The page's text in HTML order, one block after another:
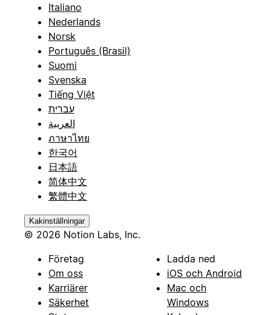
Italiano
Nederlands
Norsk
Português (Brasil)
Suomi
Svenska
Tiếng Việt
עברית
العربية
ภาษาไทย
한국어
日本語
简体中文
繁體中文
Kakinställningar
© 2026 Notion Labs, Inc.
Företag
Om oss
Karriärer
Säkerhet
Ladda ned
iOS och Android
Mac och
Windows